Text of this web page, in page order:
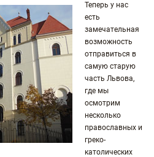
Теперь у нас
есть
замечательная
возможность
отправиться в
самую старую
часть Львова,
где мы
осмотрим
несколько
православных и
греко-
католических